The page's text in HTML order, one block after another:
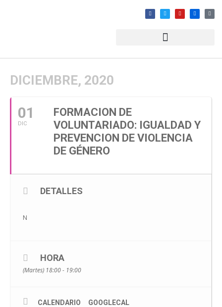
DICIEMBRE, 2020
01
DIC
FORMACION DE
VOLUNTARIADO: IGUALDAD Y
PREVENCION DE VIOLENCIA
DE GÉNERO
DETALLES
N
HORA
(Martes) 18:00 - 19:00
CALENDARIO GOOGLECAL